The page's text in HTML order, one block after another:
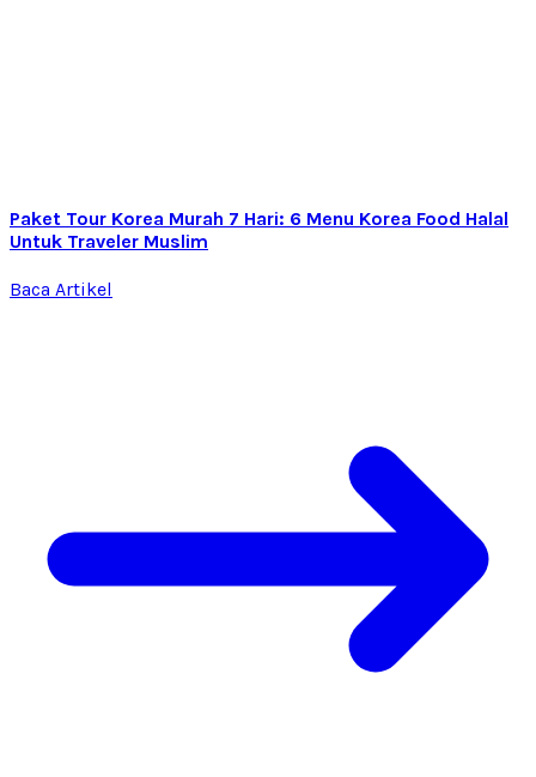
Paket Tour Korea Murah 7 Hari: 6 Menu Korea Food Halal
Untuk Traveler Muslim
Baca Artikel